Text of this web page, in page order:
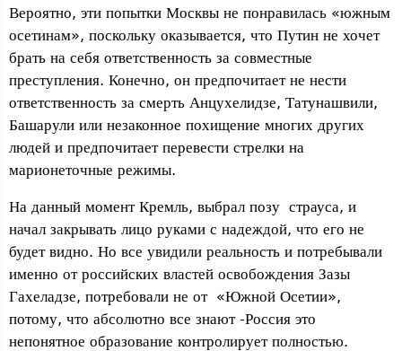
Вероятно, эти попытки Москвы не понравилась «южным
осетинам», поскольку оказывается, что Путин не хочет
брать на себя ответственность за совместные
преступления. Конечно, он предпочитает не нести
ответственность за смерть Анцухелидзе, Татунашвили,
Башарули или незаконное похищение многих других
людей и предпочитает перевести стрелки на
марионеточные режимы.
На данный момент Кремль, выбрал позу страуса, и
начал закрывать лицо руками с надеждой, что его не
будет видно. Но все увидили реальность и потребывали
именно от российских властей освобождения Зазы
Гахеладзе, потребовали не от «Южной Осетии»,
потому, что абсолютно все знают -Россия это
непонятное образование контролирует полностью.